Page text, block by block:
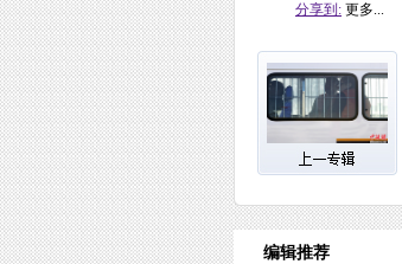
分享到: 更多...
编辑推荐